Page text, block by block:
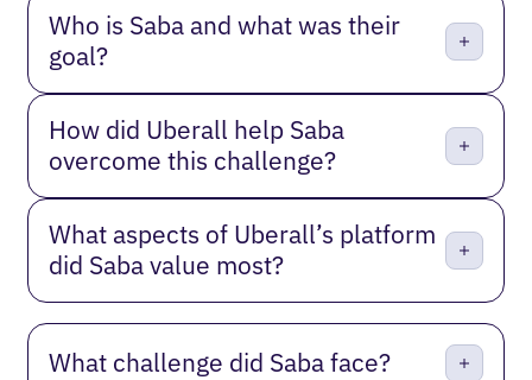
Who is Saba and what was their
goal?
How did Uberall help Saba
overcome this challenge?
What aspects of Uberall’s platform
did Saba value most?
What challenge did Saba face?